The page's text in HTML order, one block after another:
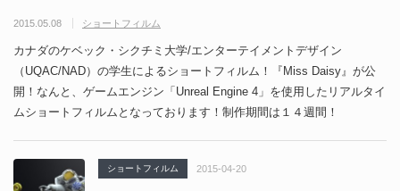
2015.05.08 ショートフィルム
カナダのケベック・シクチミ大学/エンターテイメントデザイン
（UQAC/NAD）の学生によるショートフィルム！『Miss Daisy』が公
開！なんと、ゲームエンジン「Unreal Engine 4」を使用したリアルタイ
ムショートフィルムとなっております！制作期間は１４週間！
ショートフィルム 2015-04-20